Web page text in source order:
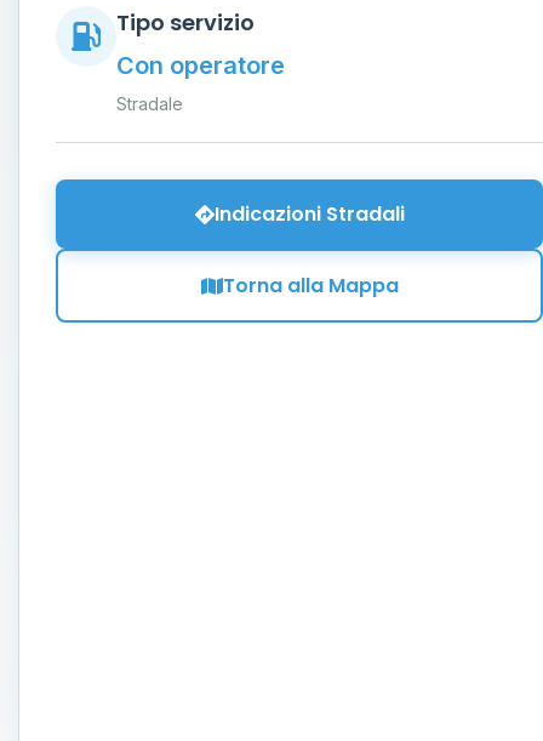
Tipo servizio
Con operatore
Stradale
Indicazioni Stradali
Torna alla Mappa